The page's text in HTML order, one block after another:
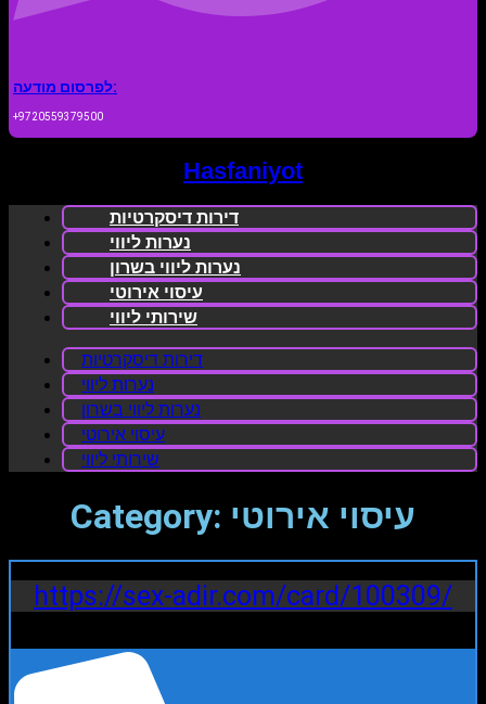
לפרסום מודעה:
+9720559379500
Hasfaniyot
דירות דיסקרטיות
נערות ליווי
נערות ליווי בשרון
עיסוי אירוטי
שירותי ליווי
דירות דיסקרטיות
נערות ליווי
נערות ליווי בשרון
עיסוי אירוטי
שירותי ליווי
Category: עיסוי אירוטי
https://sex-adir.com/card/100309/